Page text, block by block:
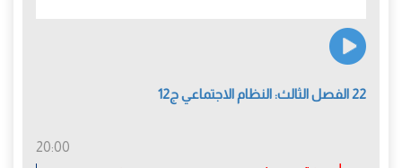
22 الفصل الثالث: النظام الاجتماعي ج12
20:00